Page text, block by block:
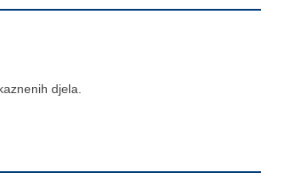
djela.